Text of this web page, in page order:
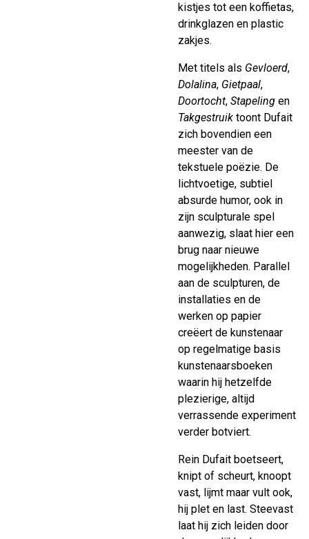
kistjes tot een koffietas,
drinkglazen en plastic
zakjes.
Met titels als Gevloerd,
Dolalina, Gietpaal,
Doortocht, Stapelingen
Takgestruiktoont Dufait
zich bovendien een
meester van de
tekstuele poëzie. De
lichtvoetige, subtiel
absurde humor, ook in
zijn sculpturale spel
aanwezig, slaat hier een
brug naar nieuwe
mogelijkheden. Parallel
aan de sculpturen, de
installaties en de
werken op papier
creëert de kunstenaar
op regelmatige basis
kunstenaarsboeken
waarin hij hetzelfde
plezierige, altijd
verrassende experiment
verder botviert.
Rein Dufait boetseert,
knipt of scheurt, knoopt
vast, lijmt maar vult ook,
hij plet en last. Steevast
laat hij zich leiden door